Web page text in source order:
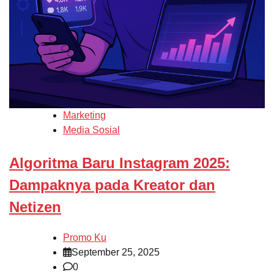
Marketing
Media Sosial
Algoritma Baru Instagram 2025:
Dampaknya pada Kreator dan
Netizen
Promo Ku
September 25, 2025
0